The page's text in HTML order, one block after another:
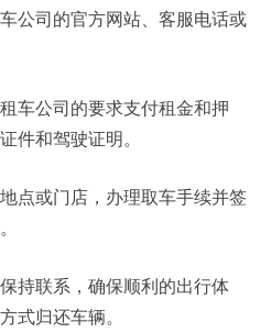
车公司的官方网站、客服电话或
租车公司的要求支付租金和押
件和驾驶证明。
地点或门店，办理取车手续并签
持联系，确保顺利的出行体
式归还车辆。